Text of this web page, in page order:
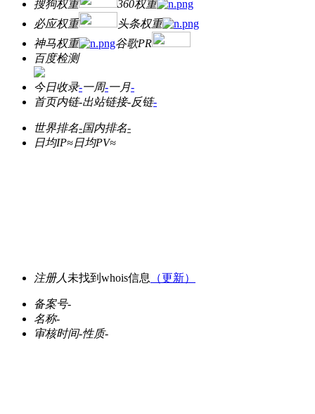
搜狗权重
360权重
必应权重
头条权重
神马权重
谷歌PR
百度检测
今日收录-一周-一月-
首页内链-出站链接-反链-
世界排名-国内排名-
日均IP≈日均PV≈
注册人 未找到whois信息 （更新）
备案号-
名称-
审核时间-性质-